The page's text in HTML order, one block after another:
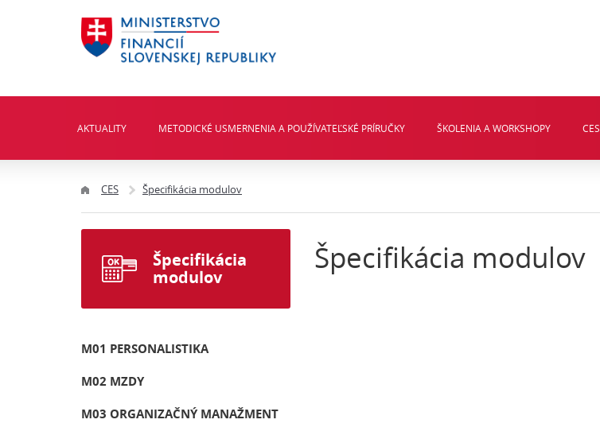
AKTUALITY METODICKÉ USMERNENIA A POUŽÍVATEĽSKÉ PRÍRUČKY ŠKOLENIA A WORKSHOPY CES
CES Špecifikácia modulov
Špecifikácia modulov
Špecifikácia
modulov
M01 PERSONALISTIKA
M02 MZDY
M03 ORGANIZAČNÝ MANAŽMENT